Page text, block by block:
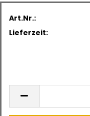
Art.Nr.:
Lieferzeit: